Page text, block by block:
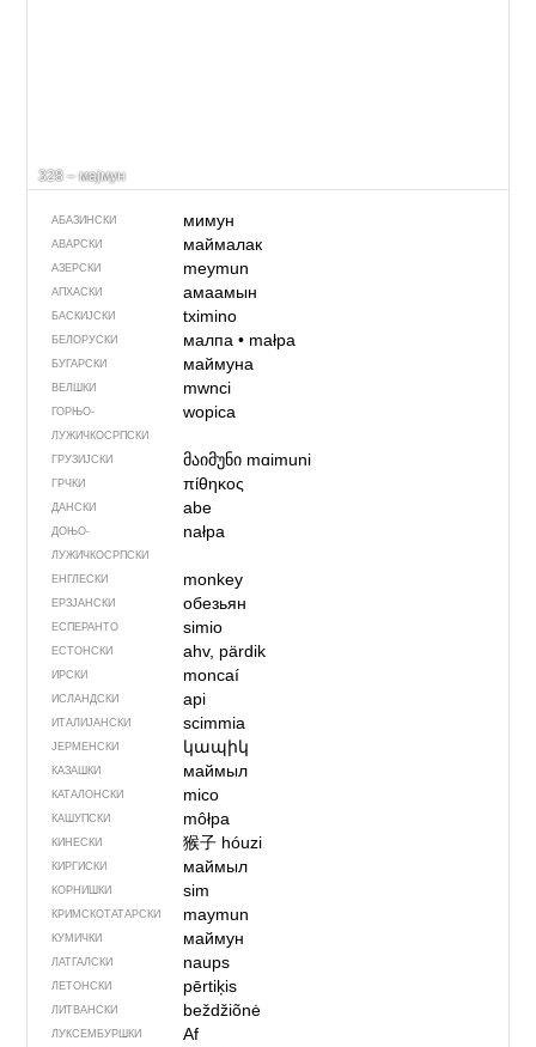
328 – мајмун
АБАЗИНСКИ мимун
АВАРСКИ маймалак
АЗЕРСКИ meymun
АПХАСКИ амаамын
БАСКИЈСКИ tximino
БЕЛОРУСКИ малпа• małpa
БУГАРСКИ маймуна
ВЕЛШКИ mwnci
ГОРЊО­
ЛУЖИЧКОСРПСКИ
wopica
ГРУЗИЈСКИ მაიმუნი mɑimuni
ГРЧКИ πίθηκος
ДАНСКИ abe
ДОЊО­
ЛУЖИЧКОСРПСКИ
nałpa
ЕНГЛЕСКИ monkey
ЕРЗЈАНСКИ обезьян
ЕСПЕРАНТО simio
ЕСТОНСКИ ahv, pärdik
ИРСКИ moncaí
ИСЛАНДСКИ api
ИТАЛИЈАНСКИ scimmia
ЈЕРМЕНСКИ կապիկ
КАЗАШКИ маймыл
КАТАЛОНСКИ mico
КАШУПСКИ môłpa
КИНЕСКИ 猴子 hóuzi
КИРГИСКИ маймыл
КОРНИШКИ sim
КРИМСКОТАТАРСКИ maymun
КУМИЧКИ маймун
ЛАТГАЛСКИ naups
ЛЕТОНСКИ pērtiķis
ЛИТВАНСКИ beždžiõnė
ЛУКСЕМБУРШКИ Af